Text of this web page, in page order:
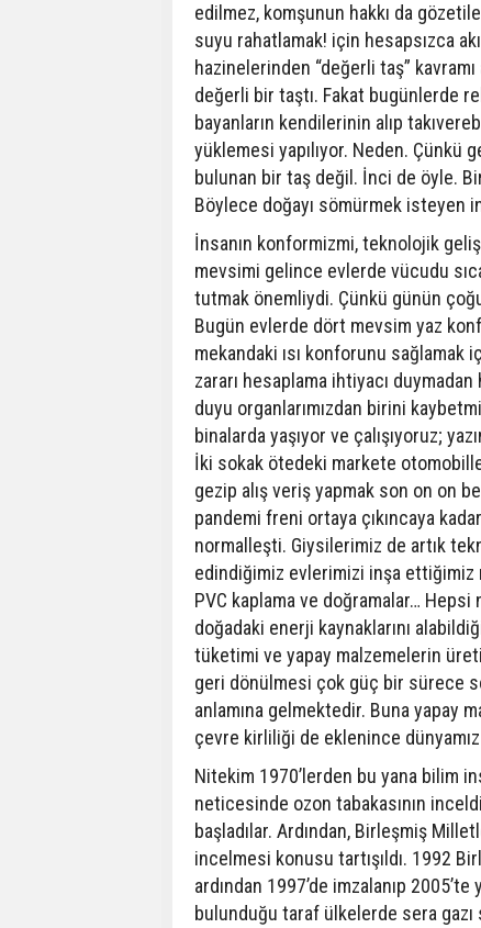
edilmez, komşunun hakkı da
suyu rahatlamak! için hesapsızca
hazinelerinden “değerli taş”
değerli bir taştı. Fakat bugünlerde
bayanların kendilerinin alıp
yüklemesi yapılıyor. Neden. Çünkü
bulunan bir taş değil. İnci de öyle.
Böylece doğayı sömürmek isteyen
İnsanın konformizmi, teknolojik
mevsimi gelince evlerde vücudu
tutmak önemliydi. Çünkü günün
Bugün evlerde dört mevsim yaz
mekandaki ısı konforunu sağlamak
zararı hesaplama ihtiyacı
duyu organlarımızdan birini
binalarda yaşıyor ve çalışıyoruz;
İki sokak ötedeki markete
gezip alış veriş yapmak son on on
pandemi freni ortaya çıkıncaya
normalleşti. Giysilerimiz de artık
edindiğimiz evlerimizi inşa ettiğimiz
PVC kaplama ve doğramalar…
doğadaki enerji kaynaklarını
tüketimi ve yapay malzemelerin
geri dönülmesi çok güç bir sürece
anlamına gelmektedir. Buna yapay
çevre kirliliği de eklenince
Nitekim 1970’lerden bu yana bilim
neticesinde ozon tabakasının
başladılar. Ardından, Birleşmiş
incelmesi konusu tartışıldı. 1992
ardından 1997’de imzalanıp
bulunduğu taraf ülkelerde sera gazı